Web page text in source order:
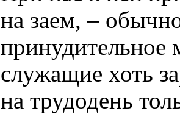
на заем, –
принудительное
служащие хоть
на трудодень